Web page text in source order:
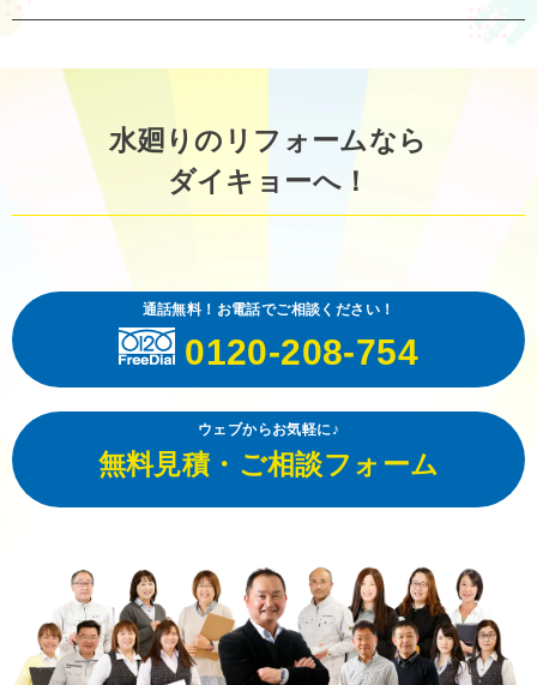
水廻りのリフォームなら
ダイキョーへ！
通話無料！お電話でご相談ください！
0120-208-754
ウェブからお気軽に♪
無料見積・ご相談フォーム